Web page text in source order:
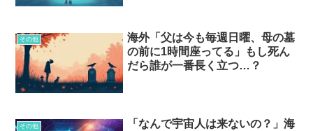
その他
海外「父は今も毎週日曜、母の墓
の前に1時間座ってる」もし死ん
だら誰が一番長く立つ…？
その他
「なんで宇宙人は来ないの？」海